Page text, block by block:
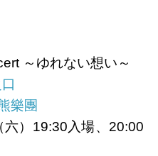
～ゆれない想い～
樂團
）19:30入場、20:00